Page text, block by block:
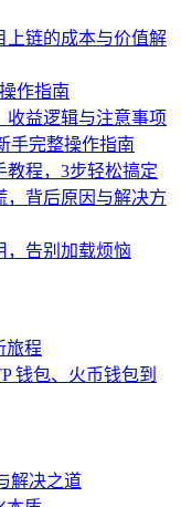
上链的成本与价值解
作指南
收益逻辑与注意事项
手完整操作指南
教程，3步轻松搞定
，背后原因与解决方
，告别加载烦恼
旅程
钱包、火币钱包到
解决之道